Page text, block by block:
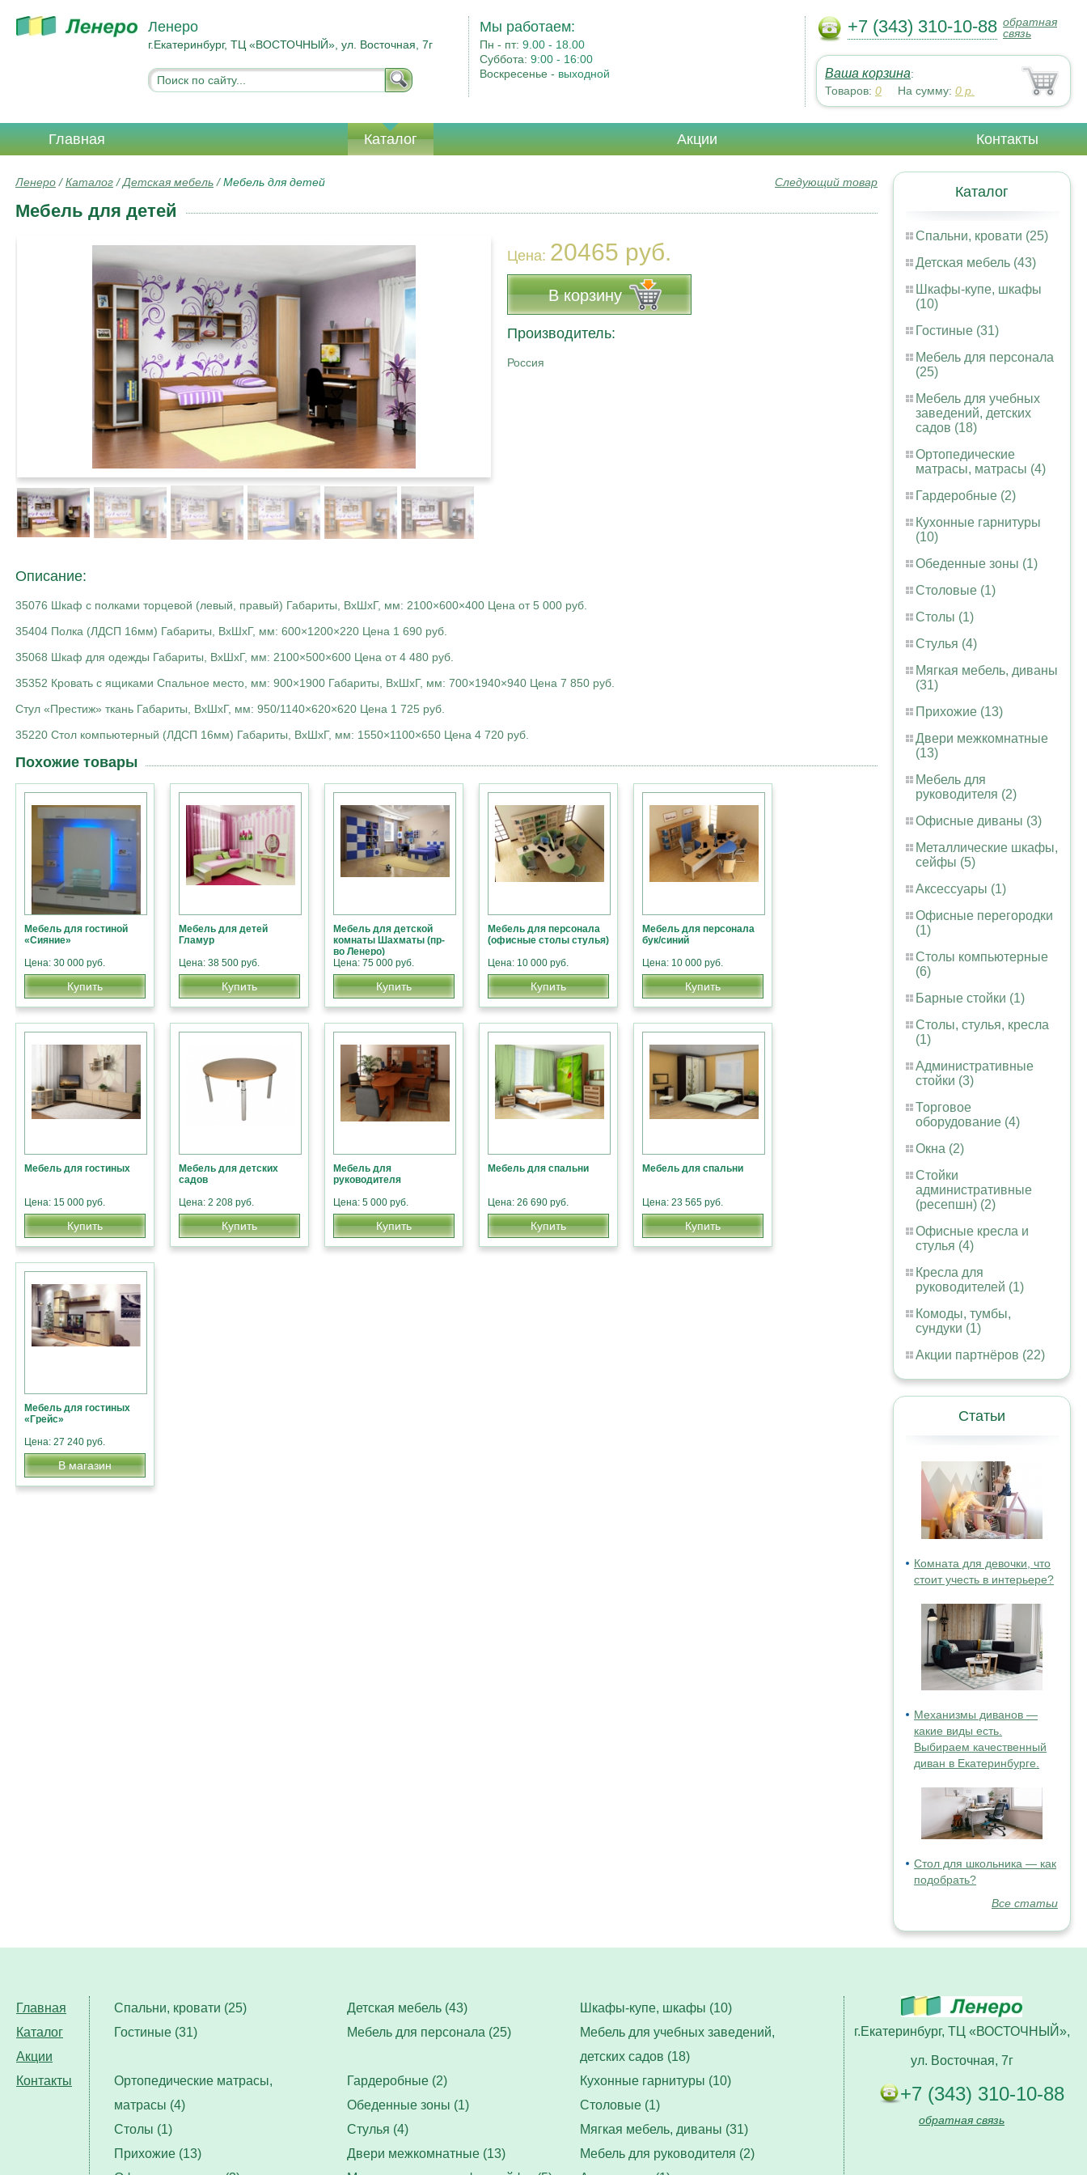
Ленеро
г.Екатеринбург, ТЦ «ВОСТОЧНЫЙ», ул. Восточная, 7г
Мы работаем:
Пн - пт:9.00 - 18.00
Суббота:9:00 - 16:00
Воскресенье - выходной
+7 (343) 310-10-88 обратная
связь
Ваша корзина:
Товаров: 0 На сумму: 0 р.
Главная Каталог Акции Контакты
Каталог
Спальни, кровати (25)
Детская мебель (43)
Шкафы-купе, шкафы
(10)
Гостиные (31)
Мебель для персонала
(25)
Мебель для учебных
заведений, детских
садов (18)
Ортопедические
матрасы, матрасы (4)
Гардеробные (2)
Кухонные гарнитуры
(10)
Обеденные зоны (1)
Столовые (1)
Столы (1)
Стулья (4)
Мягкая мебель, диваны
(31)
Прихожие (13)
Двери межкомнатные
(13)
Мебель для
руководителя (2)
Офисные диваны (3)
Металлические шкафы,
сейфы (5)
Аксессуары (1)
Офисные перегородки
(1)
Столы компьютерные
(6)
Барные стойки (1)
Столы, стулья, кресла
(1)
Административные
стойки (3)
Торговое
оборудование (4)
Окна (2)
Стойки
административные
(ресепшн) (2)
Офисные кресла и
стулья (4)
Кресла для
руководителей (1)
Комоды, тумбы,
сундуки (1)
Акции партнёров (22)
Статьи
Комната для девочки, что
стоит учесть в интерьере?
Механизмы диванов —
какие виды есть.
Выбираем качественный
диван в Екатеринбурге.
Стол для школьника — как
подобрать?
Все статьи
Следующий товар
Ленеро /Каталог /Детская мебель /Мебель для детей
Мебель для детей
Цена: 20465 руб.
В корзину
Производитель:
Россия
Описание:
35076 Шкаф с полками торцевой (левый, правый) Габариты, ВхШхГ, мм: 2100×600×400 Цена от 5 000 руб.
35404 Полка (ЛДСП 16мм) Габариты, ВхШхГ, мм: 600×1200×220 Цена 1 690 руб.
35068 Шкаф для одежды Габариты, ВхШхГ, мм: 2100×500×600 Цена от 4 480 руб.
35352 Кровать с ящиками Спальное место, мм: 900×1900 Габариты, ВхШхГ, мм: 700×1940×940 Цена 7 850 руб.
Стул «Престиж» ткань Габариты, ВхШхГ, мм: 950/1140×620×620 Цена 1 725 руб.
35220 Стол компьютерный (ЛДСП 16мм) Габариты, ВхШхГ, мм: 1550×1100×650 Цена 4 720 руб.
Похожие товары
Мебель для гостиной
«Сияние»
Цена: 30 000 руб.
Купить
Мебель для детей
Гламур
Цена: 38 500 руб.
Купить
Мебель для детской
комнаты Шахматы (пр-
во Ленеро)
Цена: 75 000 руб.
Купить
Мебель для персонала
(офисные столы стулья)
Цена: 10 000 руб.
Купить
Мебель для персонала
бук/синий
Цена: 10 000 руб.
Купить
Мебель для гостиных
Цена: 15 000 руб.
Купить
Мебель для детских
садов
Цена: 2 208 руб.
Купить
Мебель для
руководителя
Цена: 5 000 руб.
Купить
Мебель для спальни
Цена: 26 690 руб.
Купить
Мебель для спальни
Цена: 23 565 руб.
Купить
Мебель для гостиных
«Грейс»
Цена: 27 240 руб.
В магазин
Главная
Каталог
Акции
Контакты
г.Екатеринбург, ТЦ «ВОСТОЧНЫЙ»,
ул. Восточная, 7г
+7 (343) 310-10-88
обратная связь
Спальни, кровати (25) Детская мебель (43)
Шкафы-купе, шкафы (10)
Гостиные (31)
Мебель для персонала (25)
Мебель для учебных заведений,
детских садов (18)
Ортопедические матрасы,
матрасы (4)
Гардеробные (2)
Кухонные гарнитуры (10)
Обеденные зоны (1)
Столовые (1)
Столы (1)
Стулья (4)
Мягкая мебель, диваны (31)
Прихожие (13)
Двери межкомнатные (13)
Мебель для руководителя (2)